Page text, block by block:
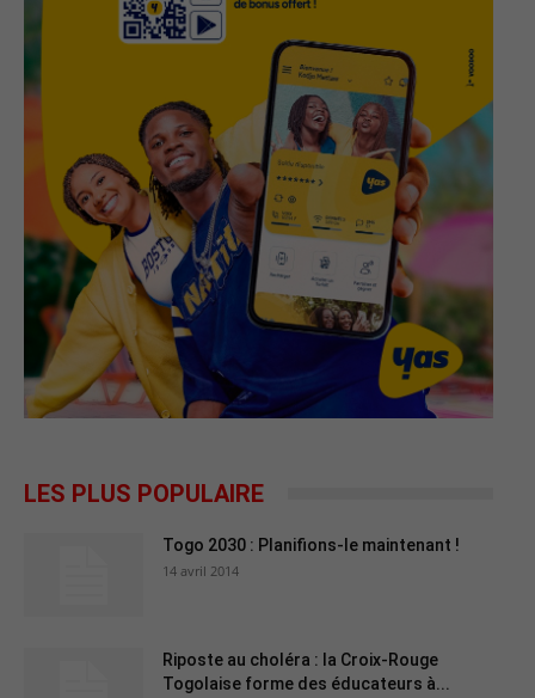
LES PLUS POPULAIRE
Togo 2030 : Planifions-le maintenant !
14 avril 2014
Riposte au choléra : la Croix-Rouge
Togolaise forme des éducateurs à...